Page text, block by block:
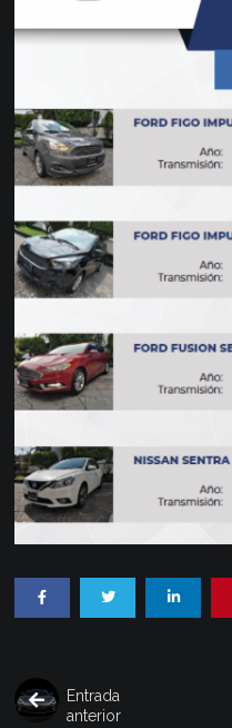
Entrada
anterior